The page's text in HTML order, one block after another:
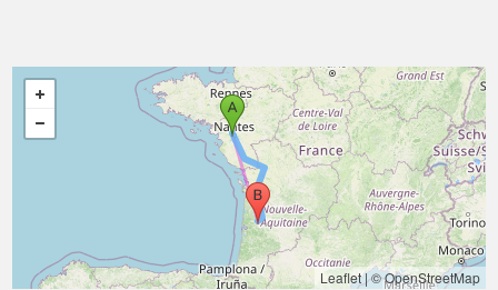
Leaflet|© OpenStreetMap